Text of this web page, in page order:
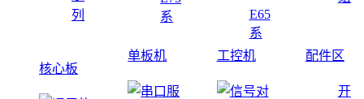
列
系
E65
系
核心板
单板机 工控机 配件区
开